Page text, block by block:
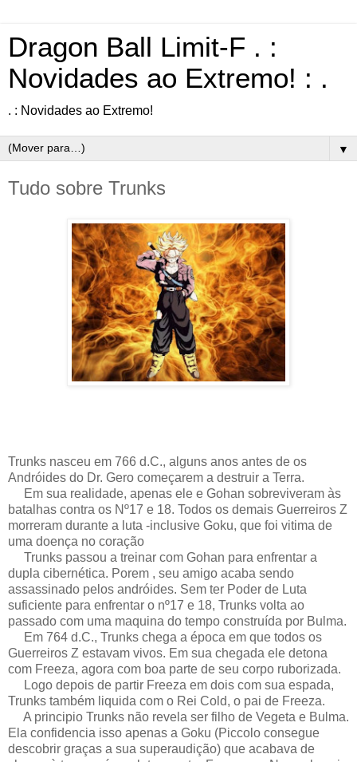
Dragon Ball Limit-F . :
Novidades ao Extremo! : .
. : Novidades ao Extremo!
▼
Tudo sobre Trunks
Trunks nasceu em 766 d.C., alguns anos antes de os
Andróides do Dr. Gero começarem a destruir a Terra.
Em sua realidade, apenas ele e Gohan sobreviveram às
batalhas contra os Nº17 e 18. Todos os demais Guerreiros Z
morreram durante a luta -inclusive Goku, que foi vitima de
uma doença no coração
Trunks passou a treinar com Gohan para enfrentar a
dupla cibernética. Porem , seu amigo acaba sendo
assassinado pelos andróides. Sem ter Poder de Luta
suficiente para enfrentar o nº17 e 18, Trunks volta ao
passado com uma maquina do tempo construída por Bulma.
Em 764 d.C., Trunks chega a época em que todos os
Guerreiros Z estavam vivos. Em sua chegada ele detona
com Freeza, agora com boa parte de seu corpo ruborizada.
Logo depois de partir Freeza em dois com sua espada,
Trunks também liquida com o Rei Cold, o pai de Freeza.
A principio Trunks não revela ser filho de Vegeta e Bulma.
Ela confidencia isso apenas a Goku (Piccolo consegue
descobrir graças a sua superaudição) que acabava de